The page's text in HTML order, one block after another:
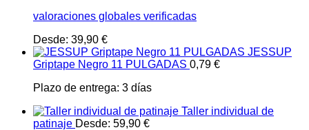
valoraciones globales verificadas
Desde: 39,90 €
JESSUP
Griptape Negro 11 PULGADAS 0,79 €
Plazo de entrega: 3 días
Taller individual de
patinaje Desde: 59,90 €